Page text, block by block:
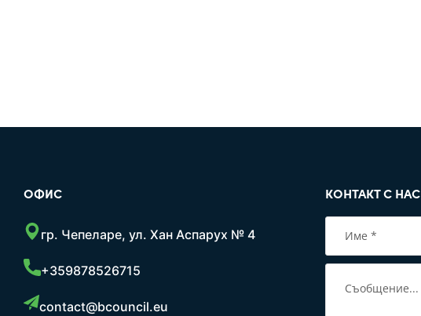
ОФИС
гр. Чепеларе, ул. Хан Аспарух № 4
+359878526715
contact@bcouncil.eu
КОНТАКТ С НАС